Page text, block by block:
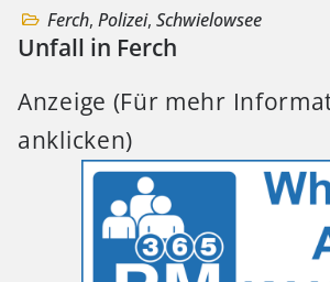
Ferch, Polizei, Schwielowsee
Unfall in Ferch
Anzeige (Für mehr
anklicken)